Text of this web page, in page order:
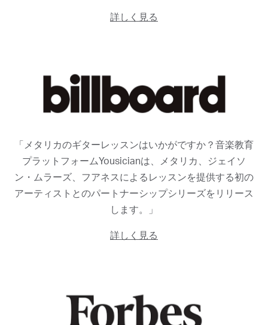
詳しく見る
「メタリカのギターレッスンはいかがですか？音楽教育
プラットフォームYousicianは、メタリカ、ジェイソ
ン・ムラーズ、フアネスによるレッスンを提供する初の
アーティストとのパートナーシップシリーズをリリース
します。」
詳しく見る